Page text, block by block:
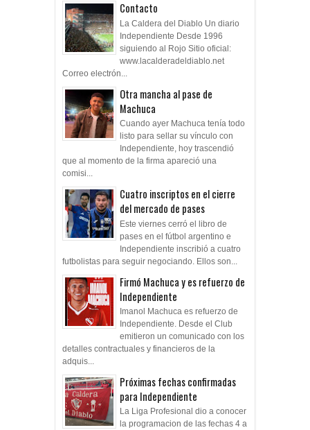
Contacto
La Caldera del Diablo Un diario
Independiente Desde 1996
siguiendo al Rojo Sitio oficial:
www.lacalderadeldiablo.net
Correo electrón...
Otra mancha al pase de
Machuca
Cuando ayer Machuca tenía todo
listo para sellar su vínculo con
Independiente, hoy trascendió
que al momento de la firma apareció una
comisi...
Cuatro inscriptos en el cierre
del mercado de pases
Este viernes cerró el libro de
pases en el fútbol argentino e
Independiente inscribió a cuatro
futbolistas para seguir negociando. Ellos son...
Firmó Machuca y es refuerzo de
Independiente
Imanol Machuca es refuerzo de
Independiente. Desde el Club
emitieron un comunicado con los
detalles contractuales y financieros de la
adquis...
Próximas fechas confirmadas
para Independiente
La Liga Profesional dio a conocer
la programacion de las fechas 4 a